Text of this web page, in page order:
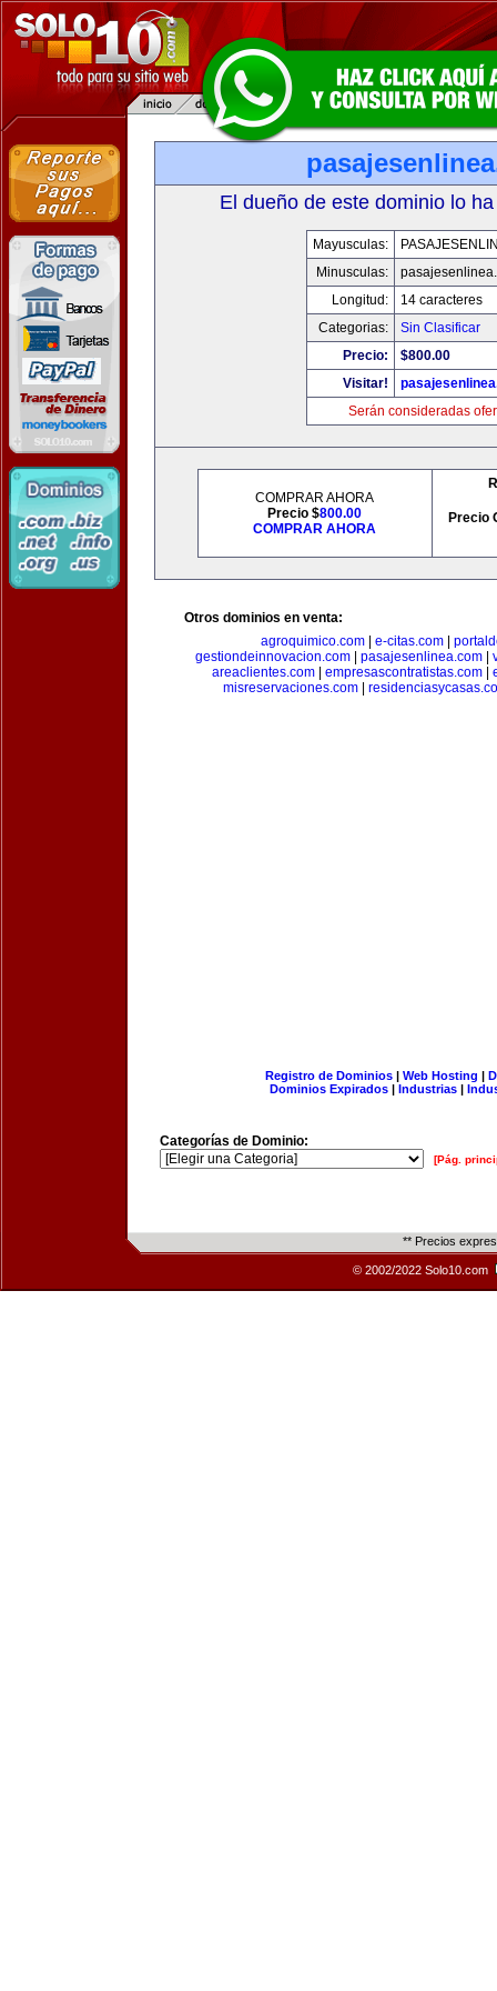
El dueño de este dominio lo
Mayusculas:
Minusculas:
Longitud:
14 caracteres
Categorias:
Sin Clasificar
Precio:
$800.00
Visitar!
Serán consideradas
COMPRAR AHORA
Precio $800.00
COMPRAR AHORA
Precio
Otros dominios en venta:
agroquimico.com
e-citas.com
gestiondeinnovacion.com| pasajesenlinea.com|
areaclientes.com| empresascontratistas.com|
misreservaciones.com|
Registro de Dominios| Web Hosting |
Dominios Expirados | Industrias |
Categorías de Dominio:
[Pág.
** Precios
© 2002/2022 Solo10.com